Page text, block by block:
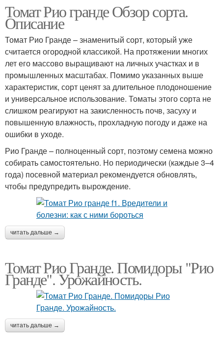
Томат Рио гранде Обзор сорта.
Описание
Томат Рио Гранде – знаменитый сорт, который уже
считается огородной классикой. На протяжении многих
лет его массово выращивают на личных участках и в
промышленных масштабах. Помимо указанных выше
характеристик, сорт ценят за длительное плодоношение
и универсальное использование. Томаты этого сорта не
слишком реагируют на закисленность почв, засуху и
повышенную влажность, прохладную погоду и даже на
ошибки в уходе.
Рио Гранде – полноценный сорт, поэтому семена можно
собирать самостоятельно. Но периодически (каждые 3–4
года) посевной материал рекомендуется обновлять,
чтобы предупредить вырождение.
читать дальше →
Томат Рио Гранде. Помидоры "Рио
Гранде". Урожайность.
читать дальше →